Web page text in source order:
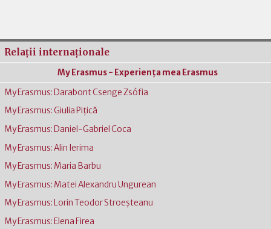
Relaţii internaţionale
My Erasmus - Experienţa mea Erasmus
My Erasmus: Darabont Csenge Zsófia
My Erasmus: Giulia Pițică
My Erasmus: Daniel-Gabriel Coca
My Erasmus: Alin Ierima
My Erasmus: Maria Barbu
My Erasmus: Matei Alexandru Ungurean
My Erasmus: Lorin Teodor Stroeșteanu
My Erasmus: Elena Firea